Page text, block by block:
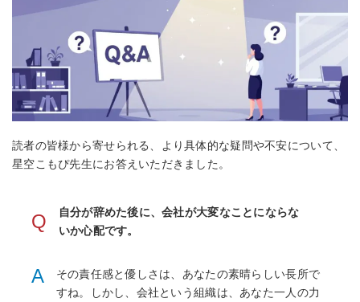
読者の皆様から寄せられる、より具体的な疑問や不安について、
星空こもぴ先生にお答えいただきました。
Q
自分が辞めた後に、会社が大変なことにならな
いか心配です。
A
その責任感と優しさは、あなたの素晴らしい長所で
すね。しかし、会社という組織は、あなた一人の力